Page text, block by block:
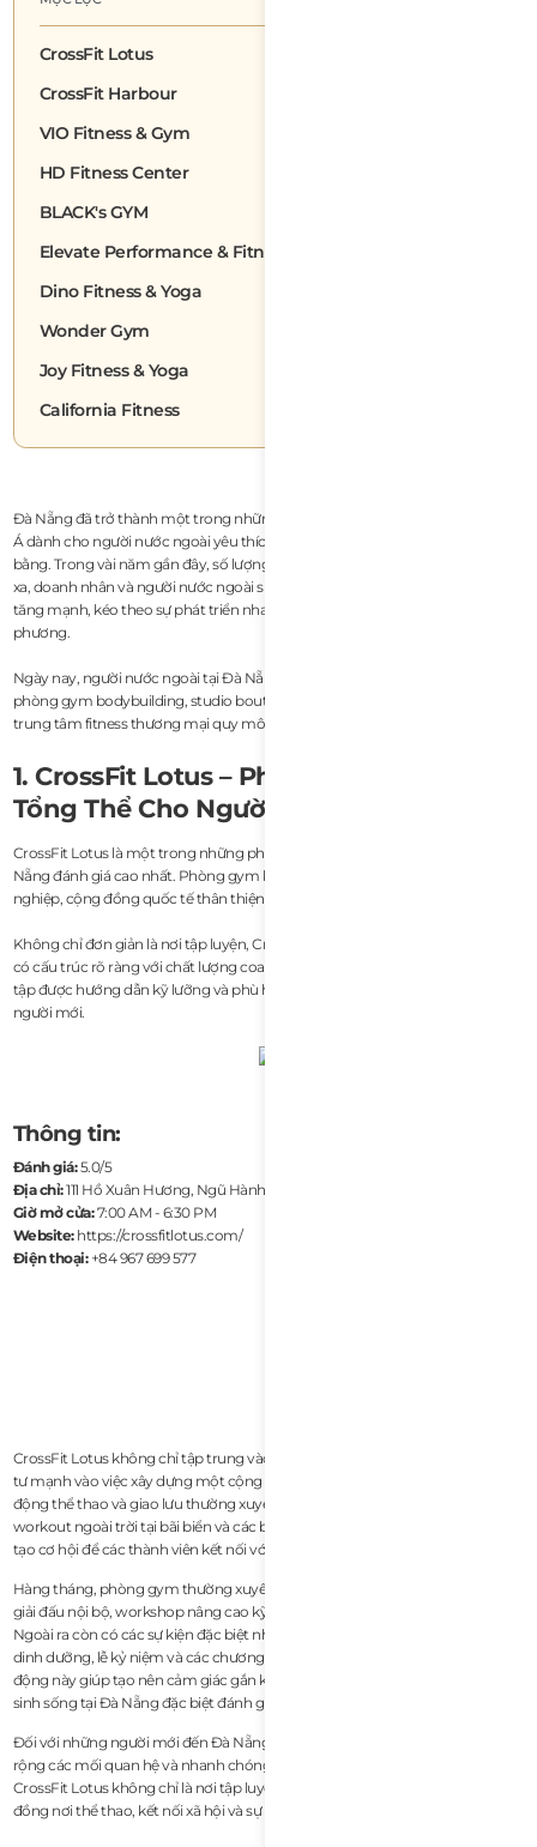
Đà Nẵng đã trở thành một trong những điểm đến hấp dẫn nhất Đông Nam
Á dành cho người nước ngoài yêu thích thể hình, sức khỏe và lối sống cân
bằng. Trong vài năm gần đây, số lượng digital nomad, nhân viên làm việc từ
xa, doanh nhân và người nước ngoài sinh sống lâu dài tại khu vực Mỹ Khê
tăng mạnh, kéo theo sự phát triển nhanh chóng của ngành fitness địa
phương.
Ngày nay, người nước ngoài tại Đà Nẵng có thể lựa chọn từ CrossFit box,
phòng gym bodybuilding, studio boutique fitness, yoga wellness cho đến các
trung tâm fitness thương mại quy mô lớn.
1. CrossFit Lotus – Phòng Gym Tốt Nhất
Tổng Thể Cho Người Nước Ngoài
CrossFit Lotus là một trong những phòng gym được cộng đồng expat tại Đà
Nẵng đánh giá cao nhất. Phòng gym kết hợp giữa huấn luyện chuyên
nghiệp, cộng đồng quốc tế thân thiện và vị trí thuận tiện gần khu vực biển.
Không chỉ đơn giản là nơi tập luyện, CrossFit Lotus xây dựng môi trường tập
có cấu trúc rõ ràng với chất lượng coaching được ưu tiên hàng đầu. Các bài
tập được hướng dẫn kỹ lưỡng và phù hợp với nhiều cấp độ khác nhau, kể cả
người mới.
Thông tin:
Đánh giá:5.0/5
Địa chỉ:111 Hồ Xuân Hương, Ngũ Hành Sơn, Đà Nẵng
Giờ mở cửa:7:00 AM - 6:30 PM
Website: https://crossfitlotus.com/
Điện thoại:+84 967 699 577
CrossFit Lotus không chỉ tập trung vào việc tập luyện hàng ngày mà còn đầu
tư mạnh vào việc xây dựng một cộng đồng gắn kết thông qua các hoạt
động thể thao và giao lưu thường xuyên. Các buổi cà phê sau giờ tập,
workout ngoài trời tại bãi biển và các buổi tập đồng đội được tổ chức định kỳ,
tạo cơ hội để các thành viên kết nối với nhau ngoài phòng tập.
Hàng tháng, phòng gym thường xuyên tổ chức các thử thách cộng đồng,
giải đấu nội bộ, workshop nâng cao kỹ năng và các buổi gặp mặt giao lưu.
Ngoài ra còn có các sự kiện đặc biệt như hoạt động thiện nguyện, workshop
dinh dưỡng, lễ kỷ niệm và các chương trình tri ân thành viên. Những hoạt
động này giúp tạo nên cảm giác gắn kết mà nhiều người nước ngoài đang
sinh sống tại Đà Nẵng đặc biệt đánh giá cao.
Đối với những người mới đến Đà Nẵng, đây là cơ hội tuyệt vời để kết bạn, mở
rộng các mối quan hệ và nhanh chóng hòa nhập với cộng đồng địa phương.
CrossFit Lotus không chỉ là nơi tập luyện mà còn là một trung tâm cộng
đồng nơi thể thao, kết nối xã hội và sự phát triển cá nhân cùng song hành.
CrossFit Lotus
CrossFit Harbour
VIO Fitness & Gym
HD Fitness Center
BLACK's GYM
Elevate Performance & Fitness
Dino Fitness & Yoga
Wonder Gym
Joy Fitness & Yoga
California Fitness